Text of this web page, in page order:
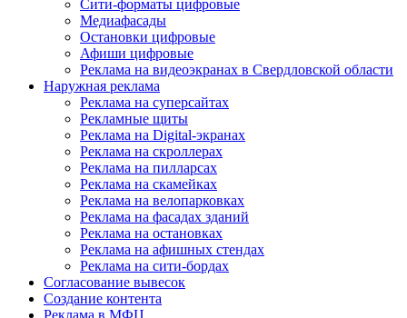
Сити-форматы цифровые
Медиафасады
Остановки цифровые
Афиши цифровые
Реклама на видеоэкранах в Свердловской области
Наружная реклама
Реклама на суперсайтах
Рекламные щиты
Реклама на Digital-экранах
Реклама на скроллерах
Реклама на пилларсах
Реклама на скамейках
Реклама на велопарковках
Реклама на фасадах зданий
Реклама на остановках
Реклама на афишных стендах
Реклама на сити-бордах
Согласование вывесок
Создание контента
Реклама в МФЦ